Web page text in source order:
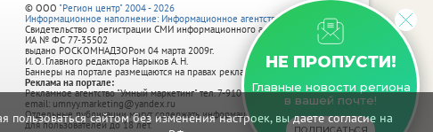
сайтом без изменения настроек, вы даете согласие на
НЕ ПРОПУСТИ!
Главные новости региона
в вашей почте!
© ООО "Регион центр" 2004 - 2026
Информационное наполнение: Информационное агентство vRossii.ru
Свидетельство о регистрации СМИ информационного агентства vRossii.ru
ИА № ФС 77‑35502
выдано РОСКОМНАДЗОРом 04 марта 2009г.
И. О. Главного редактора Нарыков А. Н.
Баннеры на портале размещаются на правах рекламы.
Реклама на портале:
Рекламное агентство "Умный маркетинг" тел. 7-910-267-70-40,
email: umnyy.marketing@yandex.ru
Отдельные публикации могут содержать информацию, не предназначенную
для пользователей до 18 лет.